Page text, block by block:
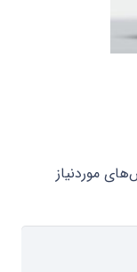
موردنیاز